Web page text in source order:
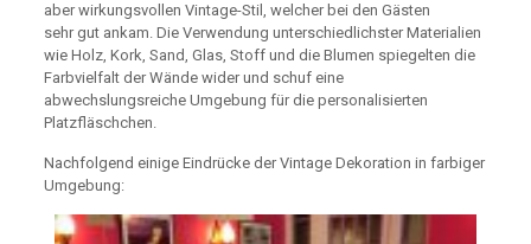
aber wirkungsvollen Vintage-Stil, welcher bei den Gästen
sehr gut ankam. Die Verwendung unterschiedlichster Materialien
wie Holz, Kork, Sand, Glas, Stoff und die Blumen spiegelten die
Farbvielfalt der Wände wider und schuf eine
abwechslungsreiche Umgebung für die personalisierten
Platzfläschchen.
Nachfolgend einige Eindrücke der Vintage Dekoration in farbiger
Umgebung: